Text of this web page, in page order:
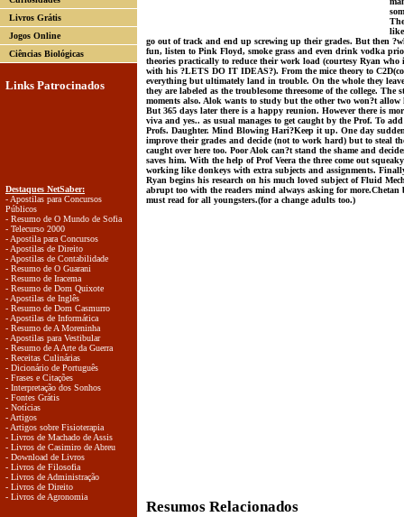
Livros Grátis
Jogos Online
Ciências Biológicas
Links Patrocinados
Destaques NetSaber:
- Apostilas para Concursos
Públicos
- Resumo de O Mundo de Sofia
- Telecurso 2000
- Apostila para Concursos
- Apostilas de Direito
- Apostilas de Contabilidade
- Resumo de O Guarani
- Resumo de Iracema
- Resumo de Dom Quixote
- Apostilas de Inglês
- Resumo de Dom Casmurro
- Apostilas de Informática
- Resumo de A Moreninha
- Apostilas para Vestibular
- Resumo de A Arte da Guerra
- Receitas Culinárias
- Dicionário de Português
- Frases e Citações
- Interpretação dos Sonhos
- Fontes Grátis
- Notícias
- Artigos
- Artigos sobre Fisioterapia
- Livros de Machado de Assis
- Livros de Casimiro de Abreu
- Download de Livros
- Livros de Filosofia
- Livros de Administração
- Livros de Direito
- Livros de Agronomia
go out of track and end up screwing up their grades. But then
fun, listen to Pink Floyd, smoke grass and even drink vodka
theories practically to reduce their work load (courtesy Ryan
with his ?LETS DO IT IDEAS?). From the mice theory to
everything but ultimately land in trouble. On the whole they
they are labeled as the troublesome threesome of the college. The
moments also. Alok wants to study but the other two won?t
But 365 days later there is a happy reunion. However there is
viva and yes.. as usual manages to get caught by the Prof. To
Profs. Daughter. Mind Blowing Hari?Keep it up. One day
improve their grades and decide (not to work hard) but to steal
caught over here too. Poor Alok can?t stand the shame and
saves him. With the help of Prof Veera the three come out
working like donkeys with extra subjects and assignments.
Ryan begins his research on his much loved subject of Fluid
abrupt too with the readers mind always asking for more.Chetan
must read for all youngsters.(for a change adults too.)
Resumos Relacionados